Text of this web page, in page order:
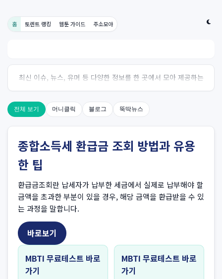
홈 토렌트 랭킹 웹툰 가이드 주소모아
최신 이슈, 뉴스, 유머 등 다양한 정보를 한 곳에서 모아 제공하는
사이트입니다. 오늘의 핫이슈를 한눈에 살펴보세요.
전체 보기 머니클릭 블로그 뚝딱뉴스
종합소득세 환급금 조회 방법과 유용
한 팁
환급금조회란 납세자가 납부한 세금에서 실제로 납부해야 할
금액을 초과한 부분이 있을 경우, 해당 금액을 환급받을 수 있
는 과정을 말합니다.
바로보기
MBTI 무료테스트 바로
가기
MBTI 무료테스트 바로
가기